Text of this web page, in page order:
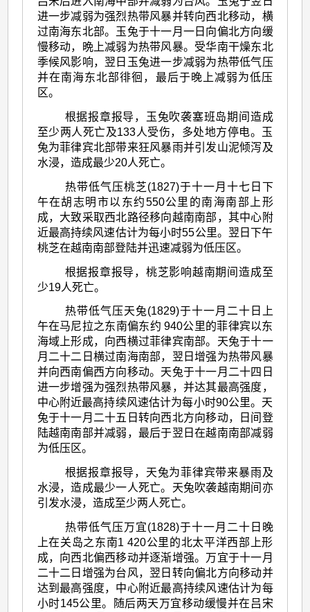
进一步减弱为强烈热带风暴并转向西北移动，横
过南海东北部。玉兔于十一月一日向偏北方向缓
慢移动，晩上减弱为热带风暴。受华南干燥东北
季候风影响，翌日玉兔进一步减弱为热带低气压
并在南海东北部徘徊，最后于晚上减弱为低压
区。
根据报章报导，玉兔吹袭塞班岛期间造成
至少两人死亡及133人受伤，多处地方停电。玉
兔为菲律宾北部带来狂风暴雨并引发山泥倾泻及
水浸，造成最少20人死亡。
热带低气压桃芝(1827)于十一月十七日下
午在胡志明市以东约550公里的南海南部上形
成，大致采取西北路径移向越南南部，其中心附
近最高持续风速估计为每小时55公里。翌日下午
桃芝在越南南部登陆并迅速减弱为低压区。
根据报章报导，桃芝影响越南期间造成至
少19人死亡。
热带低气压天兔(1829)于十一月二十日上
午在马尼拉之东南偏东约 940公里的菲律宾以东
海域上形成，向西横过菲律宾南部。天兔于十一
月二十二日横过南海南部，翌日增强为热带风暴
并向西南偏西方向移动。天兔于十一月二十四日
进一步增强为强烈热带风暴，并达其最高强度，
中心附近最高持续风速估计为每小时90公里。天
兔于十一月二十五日转向西北方向移动，日间登
陆越南南部并减弱，最后于翌日在越南南部减弱
为低压区。
根据报章报导，天兔为菲律宾带来暴雨及
水浸，造成最少一人死亡。天兔吹袭越南期间亦
引发水浸，造成至少两人死亡。
热带低气压万宜(1828)于十一月二十日晚
上在关岛之东南1 420公里的北太平洋西部上形
成，向西北偏西移动并逐渐增强。万宜于十一月
二十二日增强为台风，翌日转向偏北方向移动并
达到最高强度，中心附近最高持续风速估计为每
小时145公里。随后两天万宜移动缓慢并在吕宋